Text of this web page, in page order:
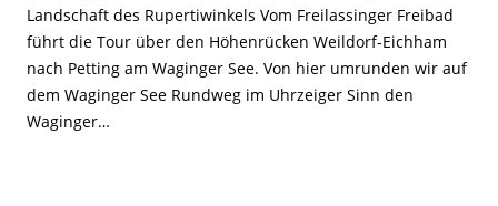
Landschaft des Rupertiwinkels Vom Freilassinger Freibad
führt die Tour über den Höhenrücken Weildorf-Eichham
nach Petting am Waginger See. Von hier umrunden wir auf
dem Waginger See Rundweg im Uhrzeiger Sinn den
Waginger…